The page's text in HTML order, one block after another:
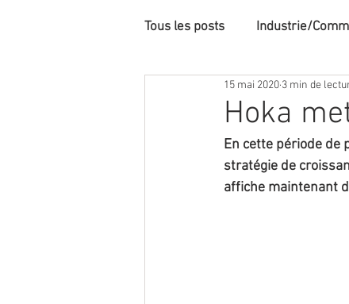
Tous les posts Industrie/
Cycles/VAE Produits/
Evénements Territoires
Hoka
15 mai 2020 3 min de
En cette période de
stratégie de
affiche maintenant